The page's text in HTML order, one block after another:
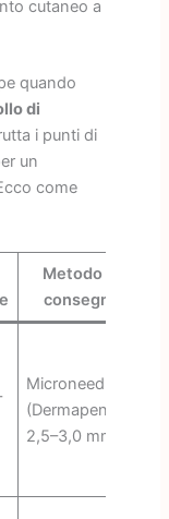
cutaneo a
quando
di
i punti di
un
come
Metodo di
consegna
Microneedling
(Dermapen,
2,5–3,0 mm)